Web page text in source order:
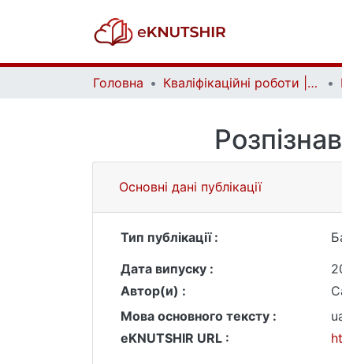
Головна Кваліфікаційні роботи | Qualifying works
Основні дані публікації
Тип публікації :
Дата випуску :
Автор(и) :
Мова основного тексту :
eKNUTSHIR URL :